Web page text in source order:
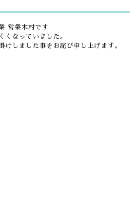
営業木村です
くなっていました。
しました事をお詫び申し上げます。